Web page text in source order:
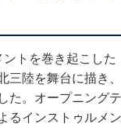
トを巻き起こし
三陸を舞台に描き
た。オープニング
インストゥルメン